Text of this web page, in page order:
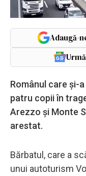
Adaugă-
Românul care și-
patru copii în
Arezzo și Monte
arestat.
Bărbatul, care a
unui autoturism